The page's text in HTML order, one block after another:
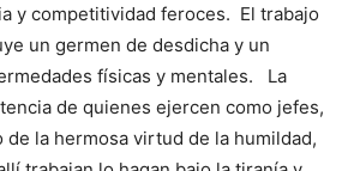
y competitividad feroces. El trabajo
un germen de desdicha y un
físicas y mentales. La
de quienes ejercen como jefes,
de la hermosa virtud de la humildad,